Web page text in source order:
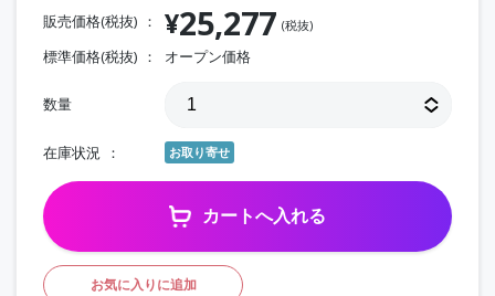
販売価格(税抜) ¥25,277 (税抜)
標準価格(税抜) オープン価格
数量
在庫状況 お取り寄せ
カートへ入れる
お気に入りに追加